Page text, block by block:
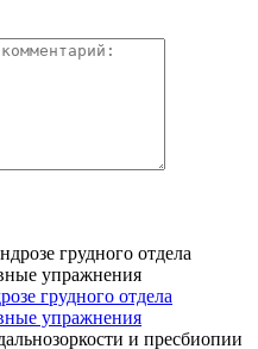
грудного отдела
упражнения